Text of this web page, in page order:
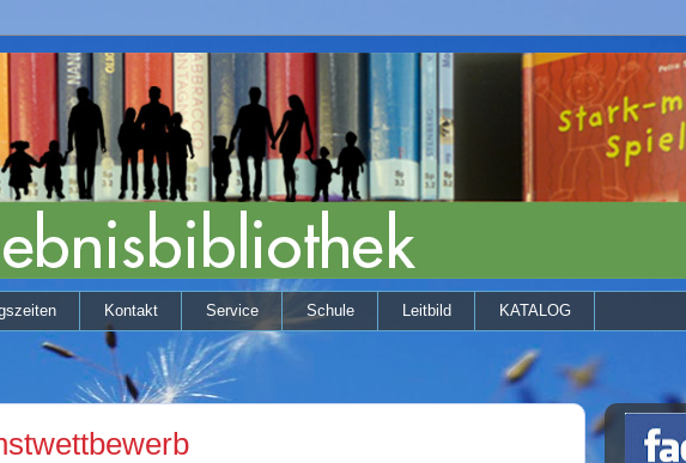
Kontakt Service Schule Leitbild KATALOG